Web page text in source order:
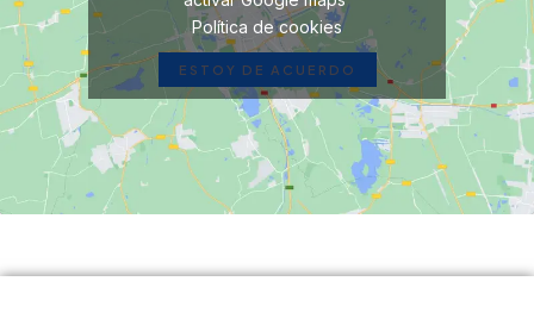
Política de cookies
ESTOY DE ACUERDO